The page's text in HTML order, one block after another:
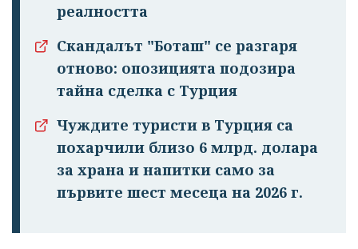
реалността
Скандалът "Боташ" се разгаря
отново: опозицията подозира
тайна сделка с Турция
Чуждите туристи в Турция са
похарчили близо 6 млрд. долара
за храна и напитки само за
първите шест месеца на 2026 г.